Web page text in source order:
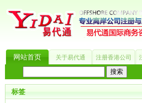
网站首页 关于易代通 注册香港公司
热门搜索：_? 美国公司 BVI公司 英国公司
标签